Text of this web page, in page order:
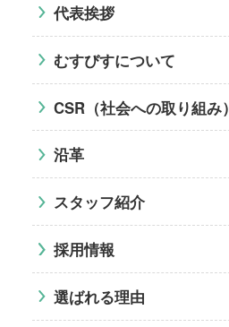
代表挨拶
むすびすについて
CSR（社会への取り組み）
沿革
スタッフ紹介
採用情報
選ばれる理由